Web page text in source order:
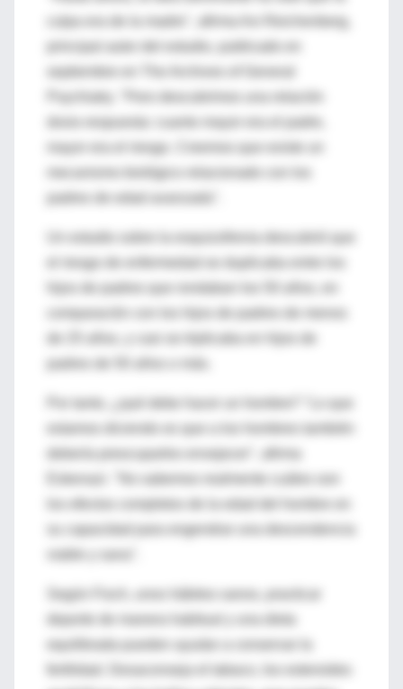
dosis-respuesta: cuanto mayor era el padre,
mayor era el riesgo. Creemos que existe un
mecanismo biológico relacionado con los
Un estudio sobre la esquizofrenia descubrió que
el riesgo de enfermedad se duplicaba entre los
debería preocuparles envejecer", afirma
su capacidad para engendrar una descendencia
Según Fisch, unos hábitos sanos, practicar
equilibrada pueden ayudar a conservar la